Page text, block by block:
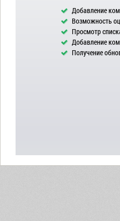
Добавление
Возможность
Просмотр
Добавление
Получение